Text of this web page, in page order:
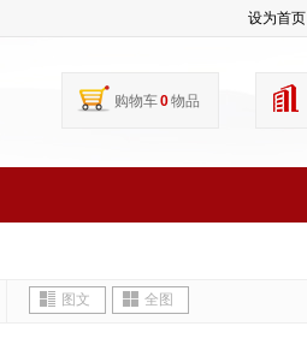
设为首页
购物车0物品
图文 全图